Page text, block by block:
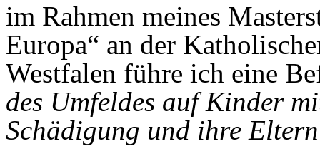
im Rahmen meines
Europa“ an der
Westfalen führe ich eine
des Umfeldes auf Kinder
Schädigung und ihre